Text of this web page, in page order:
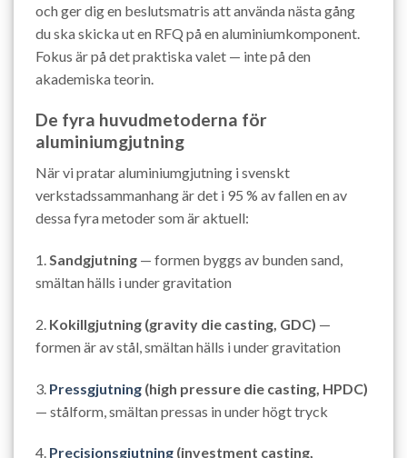
och ger dig en beslutsmatris att använda nästa gång
du ska skicka ut en RFQ på en aluminiumkomponent.
Fokus är på det praktiska valet — inte på den
akademiska teorin.
De fyra huvudmetoderna för
aluminiumgjutning
När vi pratar aluminiumgjutning i svenskt
verkstadssammanhang är det i 95 % av fallen en av
dessa fyra metoder som är aktuell:
1.Sandgjutning — formen byggs av bunden sand,
smältan hälls i under gravitation
2. Kokillgjutning (gravity die casting, GDC) —
formen är av stål, smältan hälls i under gravitation
3. Pressgjutning (high pressure die casting, HPDC)
— stålform, smältan pressas in under högt tryck
4. Precisionsgjutning (investment casting,